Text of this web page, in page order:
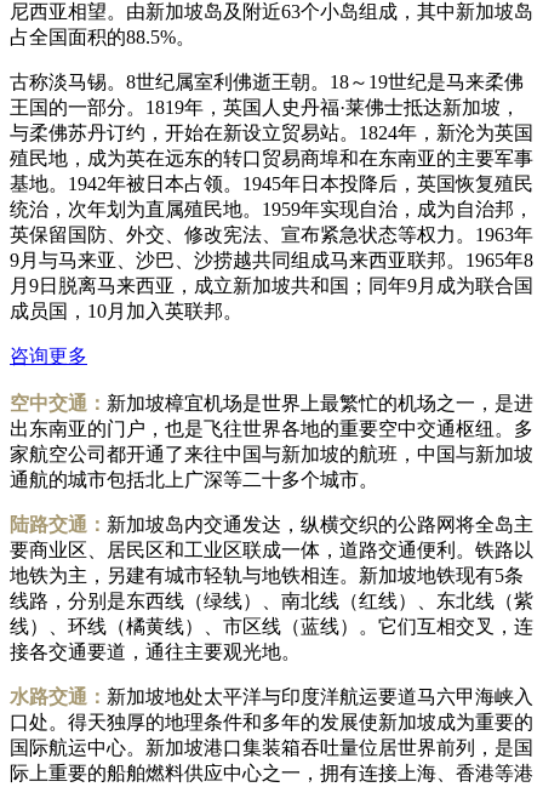
尼西亚相望。由新加坡岛及附近63个小岛组成，其中新加坡岛
占全国面积的88.5%。
古称淡马锡。8世纪属室利佛逝王朝。18～19世纪是马来柔佛
王国的一部分。1819年，英国人史丹福·莱佛士抵达新加坡，
与柔佛苏丹订约，开始在新设立贸易站。1824年，新沦为英国
殖民地，成为英在远东的转口贸易商埠和在东南亚的主要军事
基地。1942年被日本占领。1945年日本投降后，英国恢复殖民
统治，次年划为直属殖民地。1959年实现自治，成为自治邦，
英保留国防、外交、修改宪法、宣布紧急状态等权力。1963年
9月与马来亚、沙巴、沙捞越共同组成马来西亚联邦。1965年8
月9日脱离马来西亚，成立新加坡共和国；同年9月成为联合国
成员国，10月加入英联邦。
咨询更多
空中交通： 新加坡樟宜机场是世界上最繁忙的机场之一，是进
出东南亚的门户，也是飞往世界各地的重要空中交通枢纽。多
家航空公司都开通了来往中国与新加坡的航班，中国与新加坡
通航的城市包括北上广深等二十多个城市。
陆路交通： 新加坡岛内交通发达，纵横交织的公路网将全岛主
要商业区、居民区和工业区联成一体，道路交通便利。铁路以
地铁为主，另建有城市轻轨与地铁相连。新加坡地铁现有5条
线路，分别是东西线（绿线）、南北线（红线）、东北线（紫
线）、环线（橘黄线）、市区线（蓝线）。它们互相交叉，连
接各交通要道，通往主要观光地。
水路交通： 新加坡地处太平洋与印度洋航运要道马六甲海峡入
口处。得天独厚的地理条件和多年的发展使新加坡成为重要的
国际航运中心。新加坡港口集装箱吞吐量位居世界前列，是国
际上重要的船舶燃料供应中心之一，拥有连接上海、香港等港